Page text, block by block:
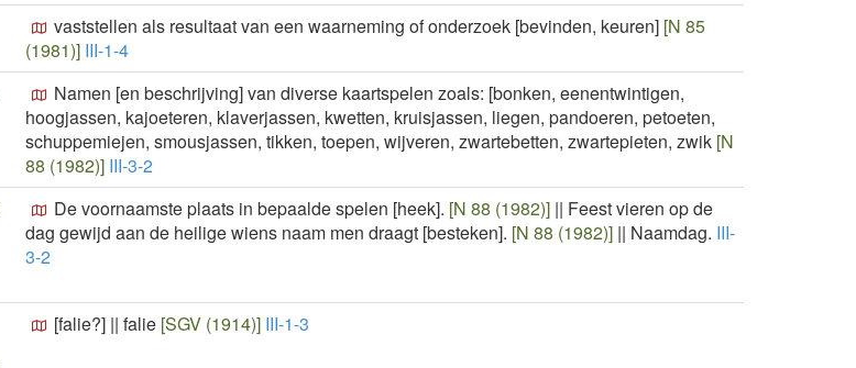
vaststellen als resultaat van een waarneming of onderzoek [bevinden, keuren] [N 85
(1981)] III-1-4
Namen [en beschrijving] van diverse kaartspelen zoals: [bonken, eenentwintigen,
hoogjassen, kajoeteren, klaverjassen, kwetten, kruisjassen, liegen, pandoeren, petoeten,
schuppemiejen, smousjassen, tikken, toepen, wijveren, zwartebetten, zwartepieten, zwik [N
88 (1982)] III-3-2
De voornaamste plaats in bepaalde spelen [heek]. [N 88 (1982)] || Feest vieren op de
dag gewijd aan de heilige wiens naam men draagt [besteken]. [N 88 (1982)] || Naamdag. III-
3-2
[falie?] || falie [SGV (1914)] III-1-3